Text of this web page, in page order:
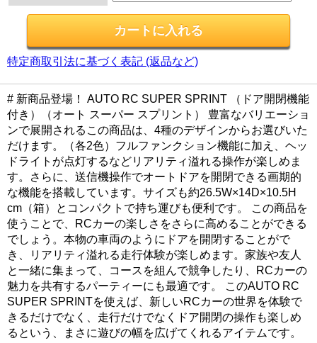
特定商取引法に基づく表記 (返品など)
# 新商品登場！ AUTO RC SUPER SPRINT （ドア開閉機能
付き）（オート スーパー スプリント） 豊富なバリエーショ
ンで展開されるこの商品は、4種のデザインからお選びいた
だけます。（各2色）フルファンクション機能に加え、ヘッ
ドライトが点灯するなどリアリティ溢れる操作が楽しめま
す。さらに、送信機操作でオートドアを開閉できる画期的
な機能を搭載しています。サイズも約26.5W×14D×10.5H
cm（箱）とコンパクトで持ち運びも便利です。 この商品を
使うことで、RCカーの楽しさをさらに高めることができる
でしょう。本物の車両のようにドアを開閉することがで
き、リアリティ溢れる走行体験が楽しめます。家族や友人
と一緒に集まって、コースを組んで競争したり、RCカーの
魅力を共有するパーティーにも最適です。 このAUTO RC
SUPER SPRINTを使えば、新しいRCカーの世界を体験で
きるだけでなく、走行だけでなくドア開閉の操作も楽しめ
るという、まさに遊びの幅を広げてくれるアイテムです。